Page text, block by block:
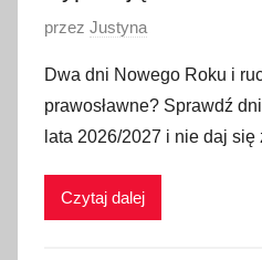
O
u
b
l
i
przez Justyna
Dwa dni Nowego Roku i
prawosławne? Sprawdź
lata 2026/2027 i nie daj
Czytaj dalej